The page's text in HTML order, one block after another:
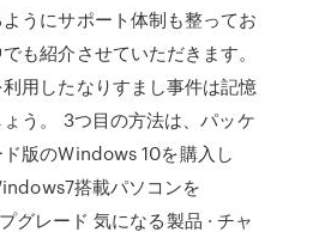
うにサポート体制も整ってお
も紹介させていただきます。
用したなりすまし事件は記憶
う。 3つ目の方法は、パッケ
版のWindows 10を購入し
搭載パソコンを
グレード 気になる製品 · チャ